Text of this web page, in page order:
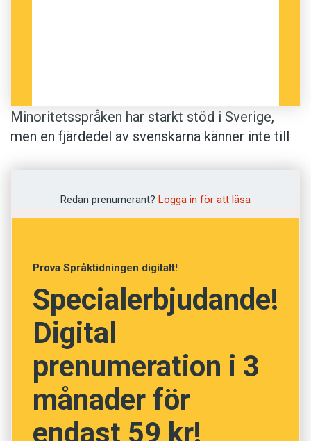
Minoritetsspråken har starkt stöd i Sverige,
men en fjärdedel av svenskarna känner inte till
nationella minoritetsspråken är det bland unga i
Redan prenumerant? Logga in för att läsa
Prova Språktidningen digitalt!
Specialerbjudande!
Digital
prenumeration i 3
månader för
endast 59 kr!